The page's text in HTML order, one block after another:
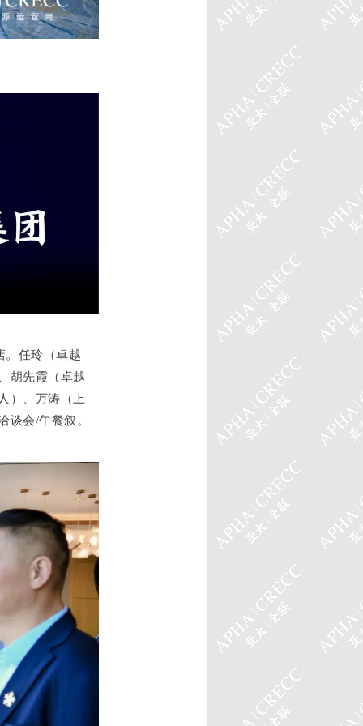
。任玲（卓越
胡先霞（卓越
）、万涛（上
谈会/午餐叙。